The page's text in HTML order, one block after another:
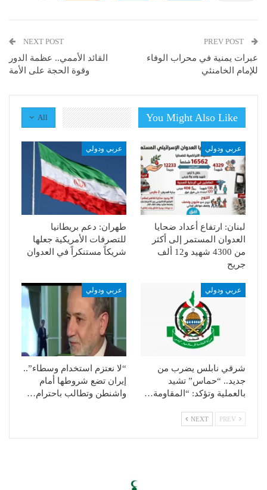
عبرات يمنية في محراب الوفاء
للإمام الخامنئي
NEXT POST
القائد الأممي.. عظمة الدور
وقوة الحجة على الأمة
All You Might Also Like
عربي ودولي
لبنان: ارتفاع أعداد ضحايا
العدوان المستمر إلى أكثر
من 4300 شهيد و12 ألف
جريح
عربي ودولي
طهران: دعم بريطانيا
للتصرفات الأمريكية جعلها
شريكاً مستنكراً في العدوان
عربي ودولي
شرقي نابلس يضرب من
جديد.. “حماس” تشيد
بالعملية وتؤكد: “المقاومة…
عربي ودولي
“لا نعتزم استخدام وسطاء”..
إيران تضع شروطها أمام
واشنطن وتطالب باحترام…
NEXT